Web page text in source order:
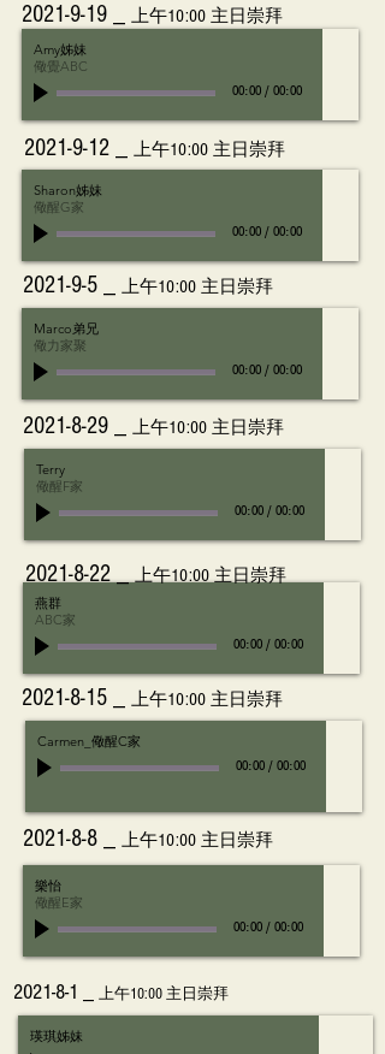
2021-9-19 上午10:00 主日崇拜
Amy姊妹
儆覺ABC
00:00 / 00:00
2021-9-12 上午10:00 主日崇拜
Sharon姊妹
儆醒G家
00:00 / 00:00
2021-9-5 _ 上午10:00 主日崇拜
Marco弟兄
儆力家聚
00:00 / 00:00
2021-8-29 上午10:00 主日崇拜
Terry
儆醒F家
00:00 / 00:00
燕群
ABC家
00:00 / 00:00
2021-8-15 上午10:00 主日崇拜
Carmen_儆醒C家
00:00 / 00:00
2021-8-8 _ 上午10:00 主日崇拜
樂怡
儆醒E家
00:00 / 00:00
2021-8-22 上午10:00 主日崇拜
2021-8-1 _ 上午10:00 主日崇拜
瑛琪姊妹